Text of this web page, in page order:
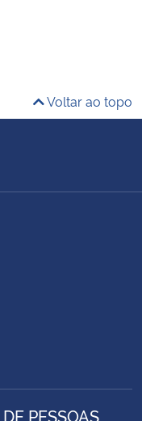
Voltar ao topo
PESSOAS